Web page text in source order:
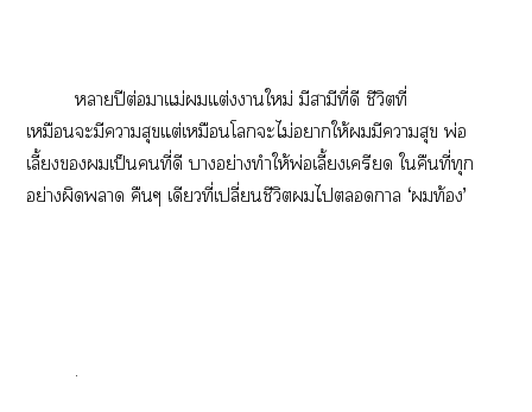
าปีต่อมาแม่แต่งาใหม่ มีสามีที่ดี ชีวิตที่
เหมือนะมีาสุขแต่เหมือนโะไม่าให้มีาสุข พ่อ
เลี้ยงเป็นคนที่ดี าอย่างทำให้พ่อเลี้ยงเครียด ใคืนที่ทุก
อย่างผิดา คืนๆ เดียวที่เปลี่ยนชีวิตไา ‘ท้อง’
.